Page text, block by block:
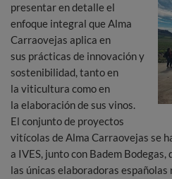
presentar en detalle el
enfoque integral que Alma
Carraovejas aplica en
sus prácticas de innovación y
sostenibilidad, tanto en
la viticultura como en
la elaboración de sus vinos.
El conjunto de proyectos
vitícolas de Alma Carraovejas se
a IVES, junto con Badem Bodegas,
las únicas elaboradoras